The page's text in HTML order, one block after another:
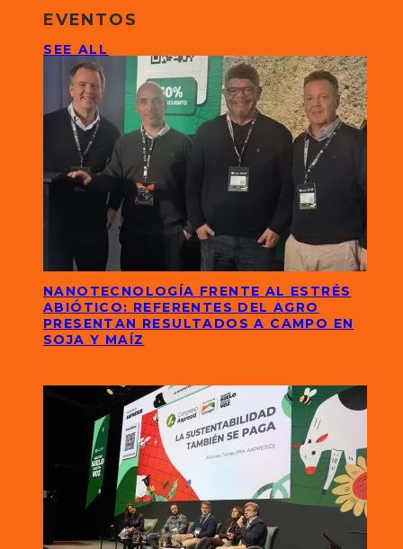
EVENTOS
SEE ALL
NANOTECNOLOGÍA FRENTE AL ESTRÉS
ABIÓTICO: REFERENTES DEL AGRO
PRESENTAN RESULTADOS A CAMPO EN
SOJA Y MAÍZ